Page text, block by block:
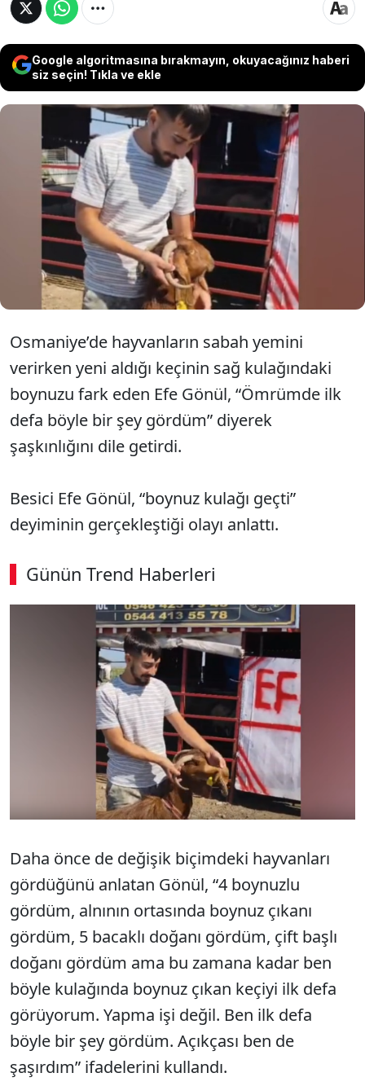
Google algoritmasına bırakmayın, okuyacağınız haberi
siz seçin! Tıkla ve ekle
Osmaniye’de hayvancılık yapan Efe Gönül’ün
keçisi görenleri hayrete düşürdü. Hayvanların
sabah yemini verirken yeni aldığı keçinin sağ
kulağındaki boynuzu fark eden Efe Gönül,
“Ömrümde ilk defa böyle bir şey gördüm”
diyerek şaşkınlığını dile getirdi.
Osmaniye’de hayvanların sabah yemini
verirken yeni aldığı keçinin sağ kulağındaki
boynuzu fark eden Efe Gönül, “Ömrümde ilk
defa böyle bir şey gördüm” diyerek
şaşkınlığını dile getirdi.
Besici Efe Gönül, “boynuz kulağı geçti”
deyiminin gerçekleştiği olayı anlattı.
Günün Trend Haberleri
Daha önce de değişik biçimdeki hayvanları
gördüğünü anlatan Gönül, “4 boynuzlu
gördüm, alnının ortasında boynuz çıkanı
gördüm, 5 bacaklı doğanı gördüm, çift başlı
doğanı gördüm ama bu zamana kadar ben
böyle kulağında boynuz çıkan keçiyi ilk defa
görüyorum. Yapma işi değil. Ben ilk defa
böyle bir şey gördüm. Açıkçası ben de
şaşırdım” ifadelerini kullandı.